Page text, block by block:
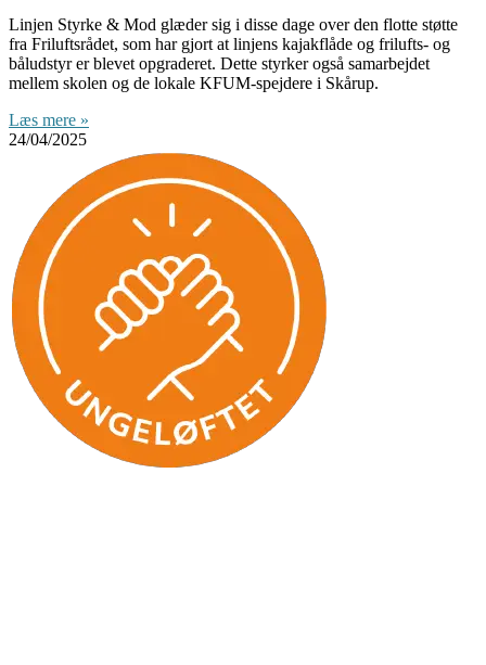
Linjen Styrke & Mod glæder sig i disse dage over den flotte støtte
fra Friluftsrådet, som har gjort at linjens kajakflåde og frilufts- og
båludstyr er blevet opgraderet. Dette styrker også samarbejdet
mellem skolen og de lokale KFUM-spejdere i Skårup.
Læs mere »
24/04/2025